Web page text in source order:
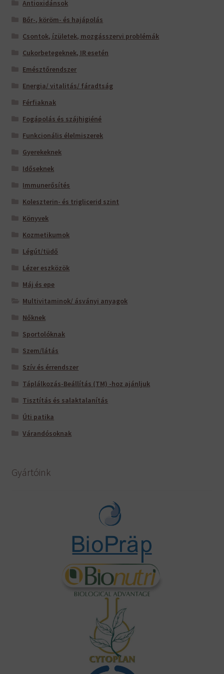
Antioxidánsok
Bőr-, köröm- és hajápolás
Csontok, ízületek, mozgásszervi problémák
Cukorbetegeknek, IR esetén
Emésztőrendszer
Energia/ vitalitás/ fáradtság
Férfiaknak
Fogápolás és szájhigiéné
Funkcionális élelmiszerek
Gyerekeknek
Időseknek
Immunerősítés
Koleszterin- és triglicerid szint
Könyvek
Kozmetikumok
Légút/tüdő
Lézer eszközök
Máj és epe
Multivitaminok/ ásványi anyagok
Nőknek
Sportolóknak
Szem/látás
Szív és érrendszer
Táplálkozás-Beállítás (TM) -hoz ajánljuk
Tisztítás és salaktalanítás
Úti patika
Várandósoknak
Gyártóink